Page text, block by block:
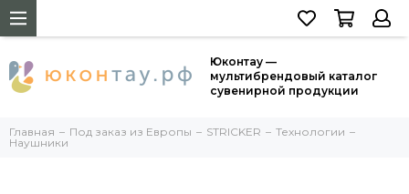
Юконтау —
мультибрендовый каталог
сувенирной продукции
Главная Под заказ из Европы STRICKER
Технологии
Наушники